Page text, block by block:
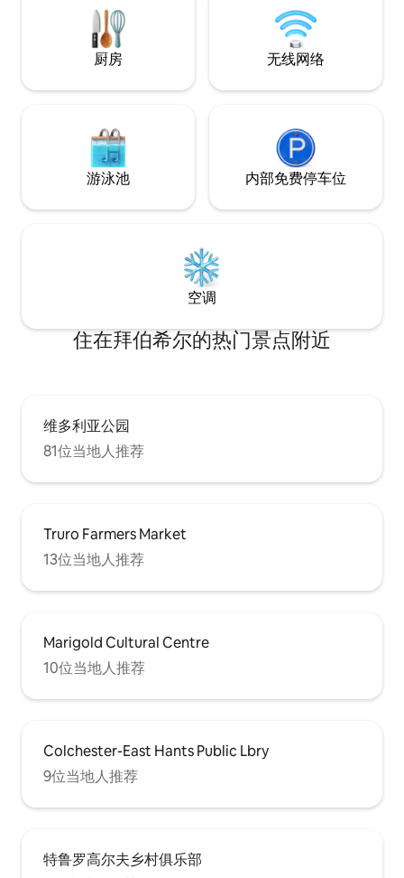
complimentary access to our new large
group sauna and hot tub. Stay a day,
week, or month—we’ll see you at
厨房 无线网络
游泳池 内部免费停车位
空调
住在拜伯希尔的热门景点附近
维多利亚公园
81位当地人推荐
Truro Farmers Market
13位当地人推荐
Marigold Cultural Centre
10位当地人推荐
Colchester-East Hants Public Lbry
9位当地人推荐
特鲁罗高尔夫乡村俱乐部